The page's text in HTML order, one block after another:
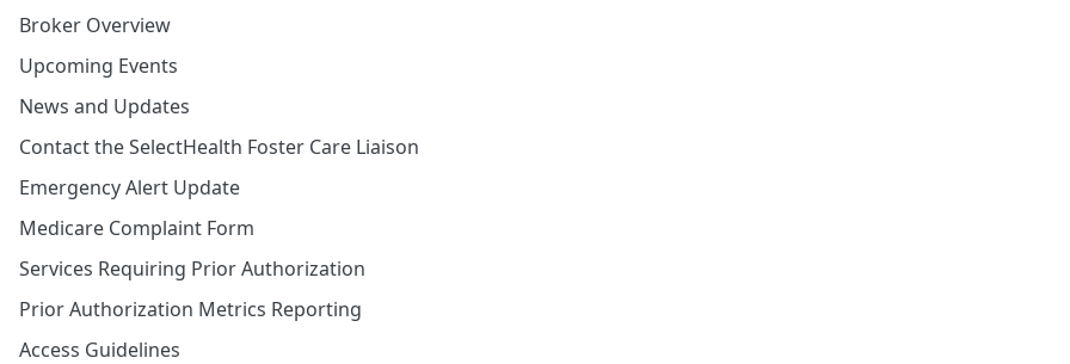
Broker Overview
Upcoming Events
News and Updates
Contact the SelectHealth Foster Care Liaison
Emergency Alert Update
Medicare Complaint Form
Services Requiring Prior Authorization
Prior Authorization Metrics Reporting
Access Guidelines